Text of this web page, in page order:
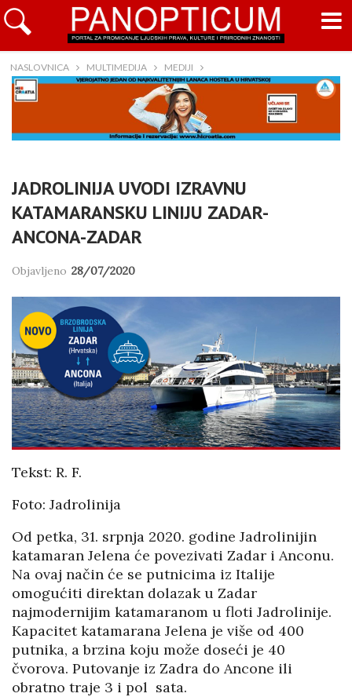
NASLOVNICA MULTIMEDIJA MEDIJI
JADROLINIJA UVODI IZRAVNU
KATAMARANSKU LINIJU ZADAR-
ANCONA-ZADAR
Objavljeno 28/07/2020
Tekst: R. F.
Foto: Jadrolinija
Od petka, 31. srpnja 2020. godine Jadrolinijin
katamaran Jelena će povezivati Zadar i Anconu.
Na ovaj način će se putnicima iz Italije
omogućiti direktan dolazak u Zadar
najmodernijim katamaranom u floti Jadrolinije.
Kapacitet katamarana Jelena je više od 400
putnika, a brzina koju može doseći je 40
čvorova. Putovanje iz Zadra do Ancone ili
obratno traje 3 i pol sata.